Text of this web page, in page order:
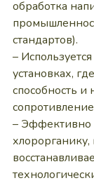
обработка
стандартов).
–
установках,
способность и
– Эффективно
хлорорганику,